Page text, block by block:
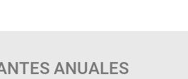
ANUALES